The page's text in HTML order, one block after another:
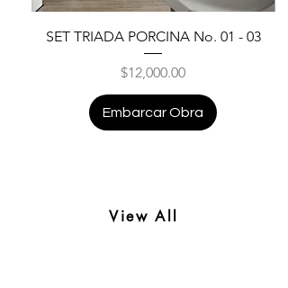
SET TRIADA PORCINA No. 01 - 03
Price
$12,000.00
Embarcar Obra
View All